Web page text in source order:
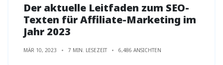
Der aktuelle Leitfaden zum SEO-
Texten für Affiliate-Marketing im
Jahr 2023
MÄR 10, 2023 7 MIN. LESEZEIT 6,486 ANSICHTEN